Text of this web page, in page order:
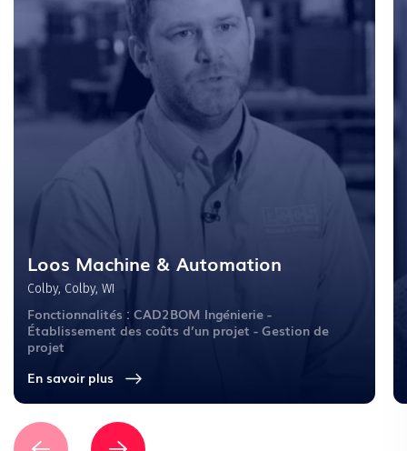
Loos Machine & Automation
Colby, Colby, WI
Fonctionnalités : CAD2BOM Ingénierie -
Établissement des coûts d’un projet - Gestion de
projet
En savoir plus